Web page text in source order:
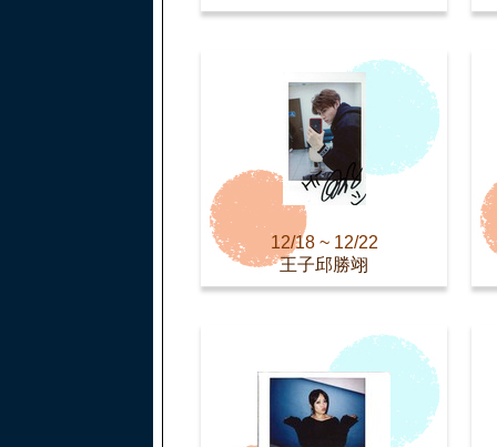
12/18 ~ 12/22
王子邱勝翊